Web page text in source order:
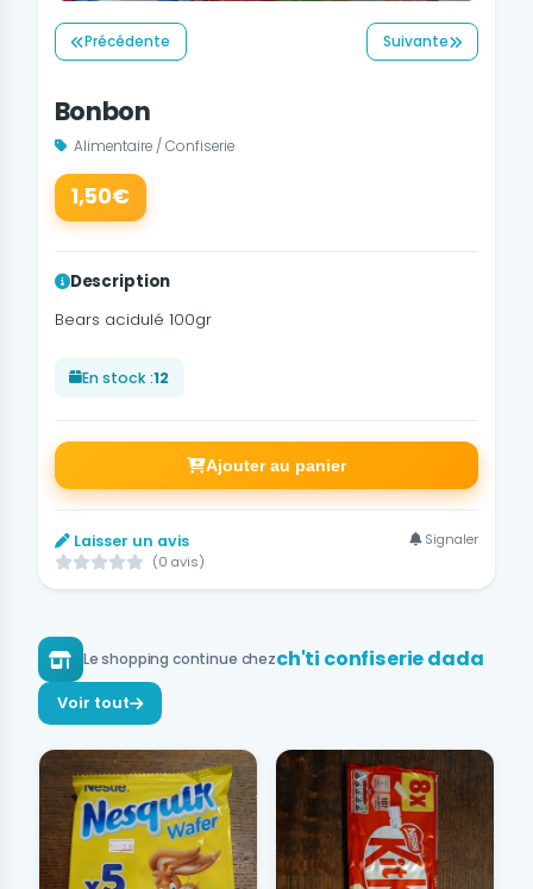
Précédente Suivante
Bonbon
Alimentaire / Confiserie
1,50€
Description
Bears acidulé 100gr
En stock :12
Ajouter au panier
Laisser un avis
(0 avis)
Signaler
Le shopping continue chezch'ti confiserie dada
Voir tout